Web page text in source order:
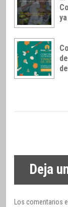
Deja
Los comentarios